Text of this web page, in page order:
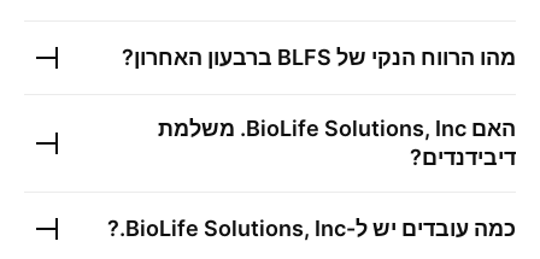
מהו הרווח הנקי של BLFS ברבעון האחרון?
האם BioLife Solutions, Inc. משלמת
דיבידנדים?
כמה עובדים יש ל-BioLife Solutions, Inc.
?